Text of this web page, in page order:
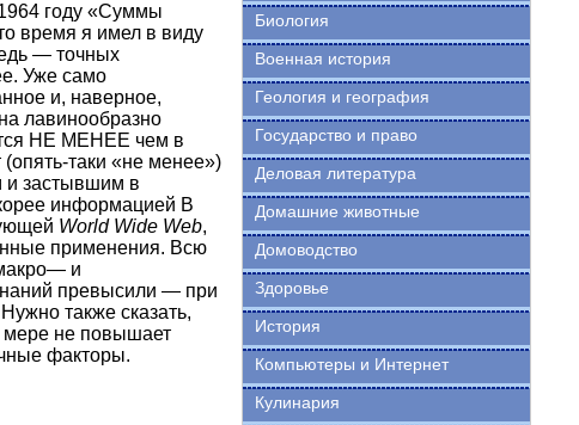
году «Суммы
время я имел в виду
— точных
Уже само
и, наверное,
лавинообразно
НЕ МЕНЕЕ чем в
таки «не менее»)
застывшим в
информацией В
World Wide Web,
применения. Всю
и
превысили — при
также сказать,
мере не повышает
факторы.
Биология
Военная история
Геология и география
Государство и право
Деловая литература
Домашние животные
Домоводство
Здоровье
История
Компьютеры и Интернет
Кулинария